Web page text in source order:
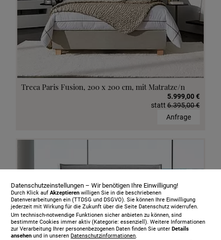
Treca Paris Fusion, 200 x 200 cm, mit Matratze/n
5.999,00 €
statt 6.395,00 €
Anfrage
Datenschutzeinstellungen – Wir benötigen Ihre Einwilligung!
Durch Klick aufAkzeptieren willigen Sie in die beschriebenen
Datenverarbeitungen ein (TTDSG und DSGVO). Sie können Ihre Einwilligung
jederzeit mit Wirkung für die Zukunft über die Seite Datenschutz widerrufen.
Um technisch-notwendige Funktionen sicher anbieten zu können, sind
bestimmte Cookies immer aktiv (Kategorie: essenziell). Weitere Informationen
zur Verarbeitung Ihrer personenbezogenen Daten finden Sie unterDetails
ansehen und in unserenDatenschutzinformationen.